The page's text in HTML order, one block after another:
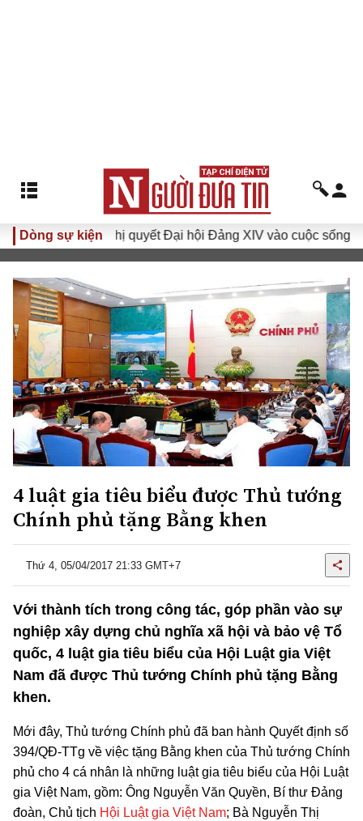
Dòng sự kiện
Đưa Nghị quyết Đại hội Đảng XIV vào cuộc sống
4 luật gia tiêu biểu được Thủ tướng
Chính phủ tặng Bằng khen
Thứ 4, 05/04/2017 21:33 GMT+7
Với thành tích trong công tác, góp phần vào sự
nghiệp xây dựng chủ nghĩa xã hội và bảo vệ Tổ
quốc, 4 luật gia tiêu biểu của Hội Luật gia Việt
Nam đã được Thủ tướng Chính phủ tặng Bằng
khen.
Mới đây, Thủ tướng Chính phủ đã ban hành Quyết định số
394/QĐ-TTg về việc tặng Bằng khen của Thủ tướng Chính
phủ cho 4 cá nhân là những luật gia tiêu biểu của Hội Luật
gia Việt Nam, gồm: Ông Nguyễn Văn Quyền, Bí thư Đảng
đoàn, Chủ tịch Hội Luật gia Việt Nam; Bà Nguyễn Thị